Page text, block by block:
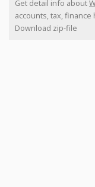
Get detail info about
accounts, tax,
Download zip-file